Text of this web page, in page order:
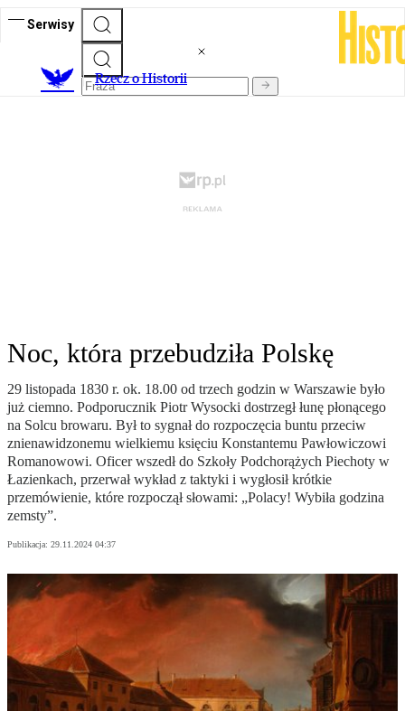
Serwisy
Rzecz o Historii
Noc, która przebudziła Polskę
29 listopada 1830 r. ok. 18.00 od trzech godzin w Warszawie było
już ciemno. Podporucznik Piotr Wysocki dostrzegł łunę płonącego
na Solcu browaru. Był to sygnał do rozpoczęcia buntu przeciw
znienawidzonemu wielkiemu księciu Konstantemu Pawłowiczowi
Romanowowi. Oficer wszedł do Szkoły Podchorążych Piechoty w
Łazienkach, przerwał wykład z taktyki i wygłosił krótkie
przemówienie, które rozpoczął słowami: „Polacy! Wybiła godzina
zemsty”.
Publikacja: 29.11.2024 04:37